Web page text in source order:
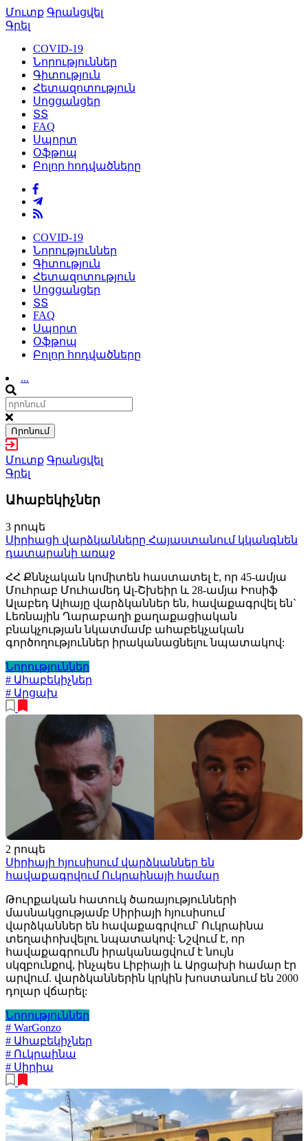
Մուտք Գրանցվել
Գրել
COVID-19
Նորություններ
Գիտություն
Հետազոտություն
Սոցցանցեր
ՏՏ
FAQ
Սպորտ
Օֆթոպ
Բոլոր հոդվածները
COVID-19
Նորություններ
Գիտություն
Հետազոտություն
Սոցցանցեր
ՏՏ
FAQ
Սպորտ
Օֆթոպ
Բոլոր հոդվածները
...
Որոնում
Մուտք Գրանցվել
Գրել
Ահաբեկիչներ
3 րոպե
Սիրիացի վարձկանները Հայաստանում կկանգնեն
դատարանի առաջ
ՀՀ Քննչական կոմիտեն հաստատել է, որ 45-ամյա
Մուհրաբ Մուհամեդ Ալ-Շխեիր և 28-ամյա Իոսիֆ
Ալաբեդ Ալհայը վարձկաններ են, հավաքագրվել են`
Լեռնային Ղարաբաղի քաղաքացիական
բնակչության նկատմամբ ահաբեկչական
գործողություններ իրականացնելու նպատակով:
Նորություններ
# Ահաբեկիչներ
# Արցախ
2 րոպե
Սիրիայի հյուսիսում վարձկաններ են
հավաքագրվում Ուկրաինայի համար
Թուրքական հատուկ ծառայությունների
մասնակցությամբ Սիրիայի հյուսիսում
վարձկաններ են հավաքագրվում` Ուկրաինա
տեղափոխվելու նպատակով: Նշվում է, որ
հավաքագրումն իրականացվում է նույն
սկզբունքով, ինչպես Լիբիայի և Արցախի համար էր
արվում. վարձկաններին կրկին խոստանում են 2000
դոլար վճարել:
Նորություններ
# WarGonzo
# Ահաբեկիչներ
# Ուկրաինա
# Սիրիա